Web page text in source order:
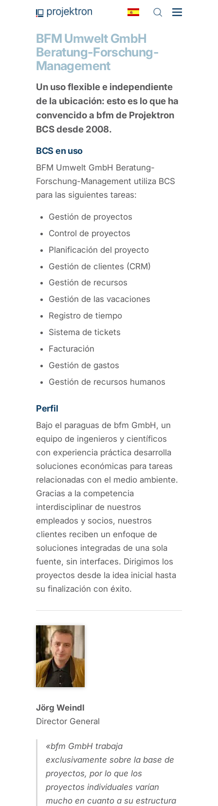
BFM Umwelt GmbH
Beratung-Forschung-
Management
Un uso flexible e independiente
de la ubicación: esto es lo que ha
convencido a bfm de Projektron
BCS desde 2008.
BCS en uso
BFM Umwelt GmbH Beratung-
Forschung-Management utiliza BCS
para las siguientes tareas:
Gestión de proyectos
Control de proyectos
Planificación del proyecto
Gestión de clientes (CRM)
Gestión de recursos
Gestión de las vacaciones
Registro de tiempo
Sistema de tickets
Facturación
Gestión de gastos
Gestión de recursos humanos
Perfil
Bajo el paraguas de bfm GmbH, un
equipo de ingenieros y científicos
con experiencia práctica desarrolla
soluciones económicas para tareas
relacionadas con el medio ambiente.
Gracias a la competencia
interdisciplinar de nuestros
empleados y socios, nuestros
clientes reciben un enfoque de
soluciones integradas de una sola
fuente, sin interfaces. Dirigimos los
proyectos desde la idea inicial hasta
su finalización con éxito.
Jörg Weindl
Director General
bfm GmbH trabaja
exclusivamente sobre la base de
proyectos, por lo que los
proyectos individuales varían
mucho en cuanto a su estructura